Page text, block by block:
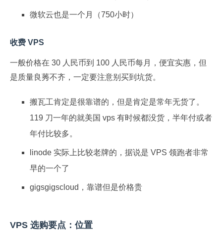
微软云也是一个月（750小时）
收费 VPS
一般价格在 30 人民币到 100 人民币每月，便宜实惠，但
是质量良莠不齐，一定要注意别买到坑货。
搬瓦工肯定是很靠谱的，但是肯定是常年无货了。
119 刀一年的就美国 vps 有时候都没货，半年付或者
年付比较多。
linode 实际上比较老牌的，据说是 VPS 领跑者非常
早的一个了
gigsgigscloud，靠谱但是价格贵
VPS 选购要点：位置